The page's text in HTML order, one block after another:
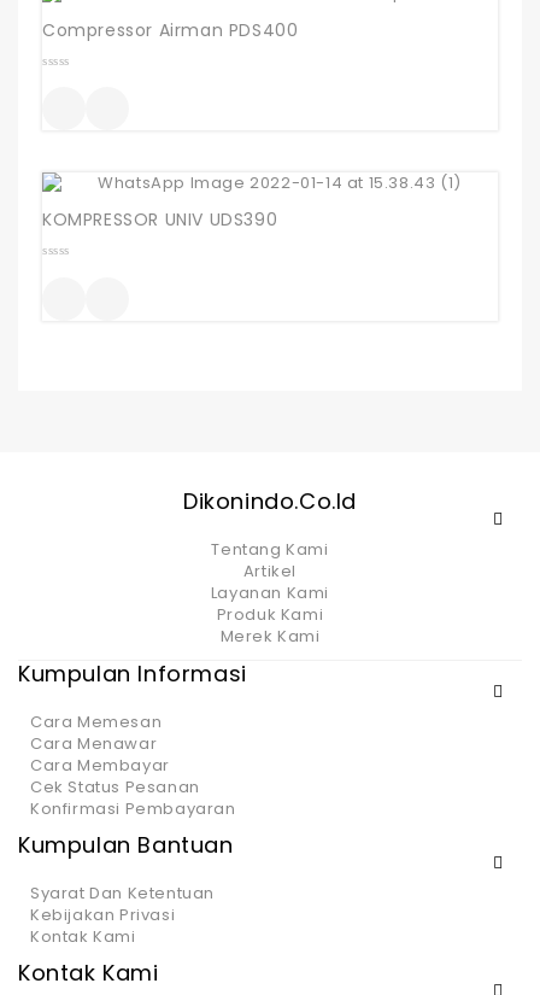
Compressor Airman PDS400
KOMPRESSOR UNIV UDS390
Dikonindo.co.id
Tentang Kami
Artikel
Layanan Kami
Produk Kami
Merek Kami
Kumpulan Informasi
Cara Memesan
Cara Menawar
Cara Membayar
Cek Status Pesanan
Konfirmasi Pembayaran
Kumpulan Bantuan
Syarat Dan Ketentuan
Kebijakan Privasi
Kontak Kami
Kontak Kami